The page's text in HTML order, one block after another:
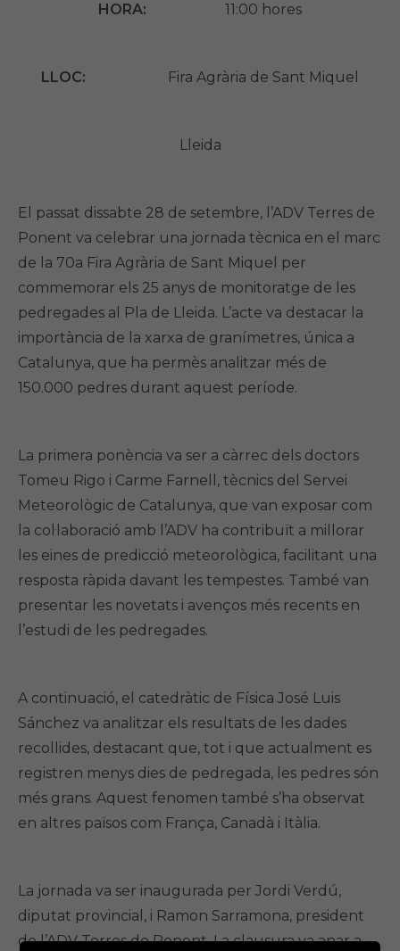
HORA: 11:00 hores
LLOC: Fira Agrària de Sant Miquel
Lleida
El passat dissabte 28 de setembre, l’ADV Terres de
Ponent va celebrar una jornada tècnica en el marc
de la 70a Fira Agrària de Sant Miquel per
commemorar els 25 anys de monitoratge de les
pedregades al Pla de Lleida. L’acte va destacar la
importància de la xarxa de granímetres, única a
Catalunya, que ha permès analitzar més de
150.000 pedres durant aquest període.
La primera ponència va ser a càrrec dels doctors
Tomeu Rigo i Carme Farnell, tècnics del Servei
Meteorològic de Catalunya, que van exposar com
la col·laboració amb l’ADV ha contribuït a millorar
les eines de predicció meteorològica, facilitant una
resposta ràpida davant les tempestes. També van
presentar les novetats i avenços més recents en
l’estudi de les pedregades.
A continuació, el catedràtic de Física José Luis
Sánchez va analitzar els resultats de les dades
recollides, destacant que, tot i que actualment es
registren menys dies de pedregada, les pedres són
més grans. Aquest fenomen també s’ha observat
en altres països com França, Canadà i Itàlia.
La jornada va ser inaugurada per Jordi Verdú,
diputat provincial, i Ramon Sarramona, president
de l’ADV Terres de Ponent. La clausura va anar a